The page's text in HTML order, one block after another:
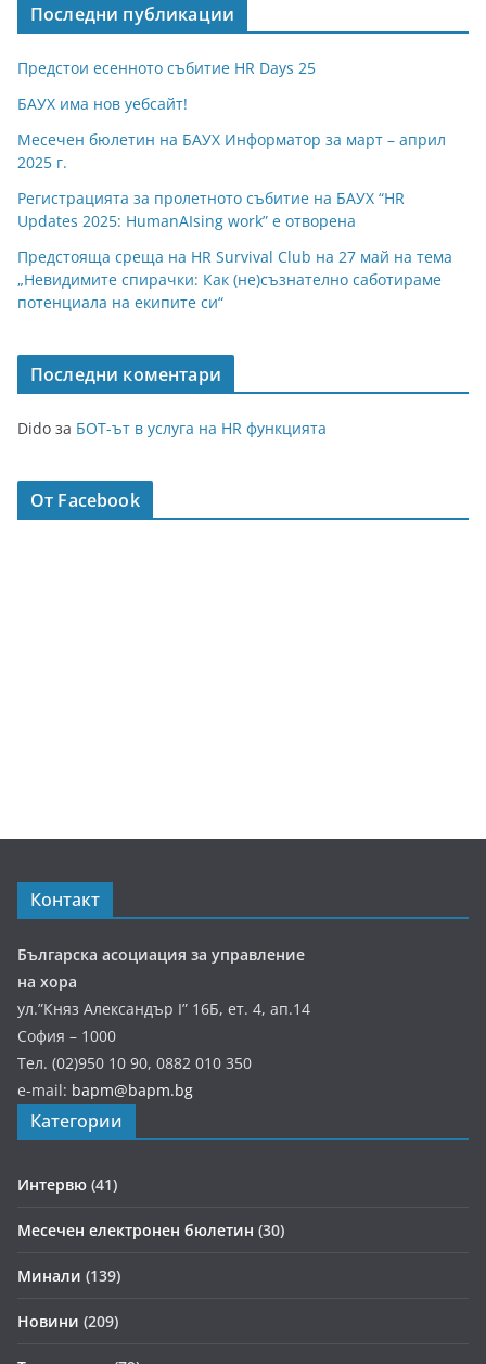
Последни публикации
Предстои есенното събитие HR Days 25
БАУХ има нов уебсайт!
Месечен бюлетин на БАУХ Информатор за март – април
2025 г.
Регистрацията за пролетното събитие на БАУХ “HR
Updates 2025: HumanAIsing work” е отворена
Предстояща среща на HR Survival Club на 27 май на тема
„Невидимите спирачки: Как (не)съзнателно саботираме
потенциала на екипите си“
Последни коментари
Dido за БОТ-ът в услуга на HR функцията
От Facebook
Контакт
Българска асоциация за управление
на хора
ул.”Княз Александър І” 16Б, ет. 4, ап.14
София – 1000
Тел. (02)950 10 90, 0882 010 350
e-mail: bapm@bapm.bg
Категории
Интервю (41)
Месечен електронен бюлетин (30)
Минали (139)
Новини (209)